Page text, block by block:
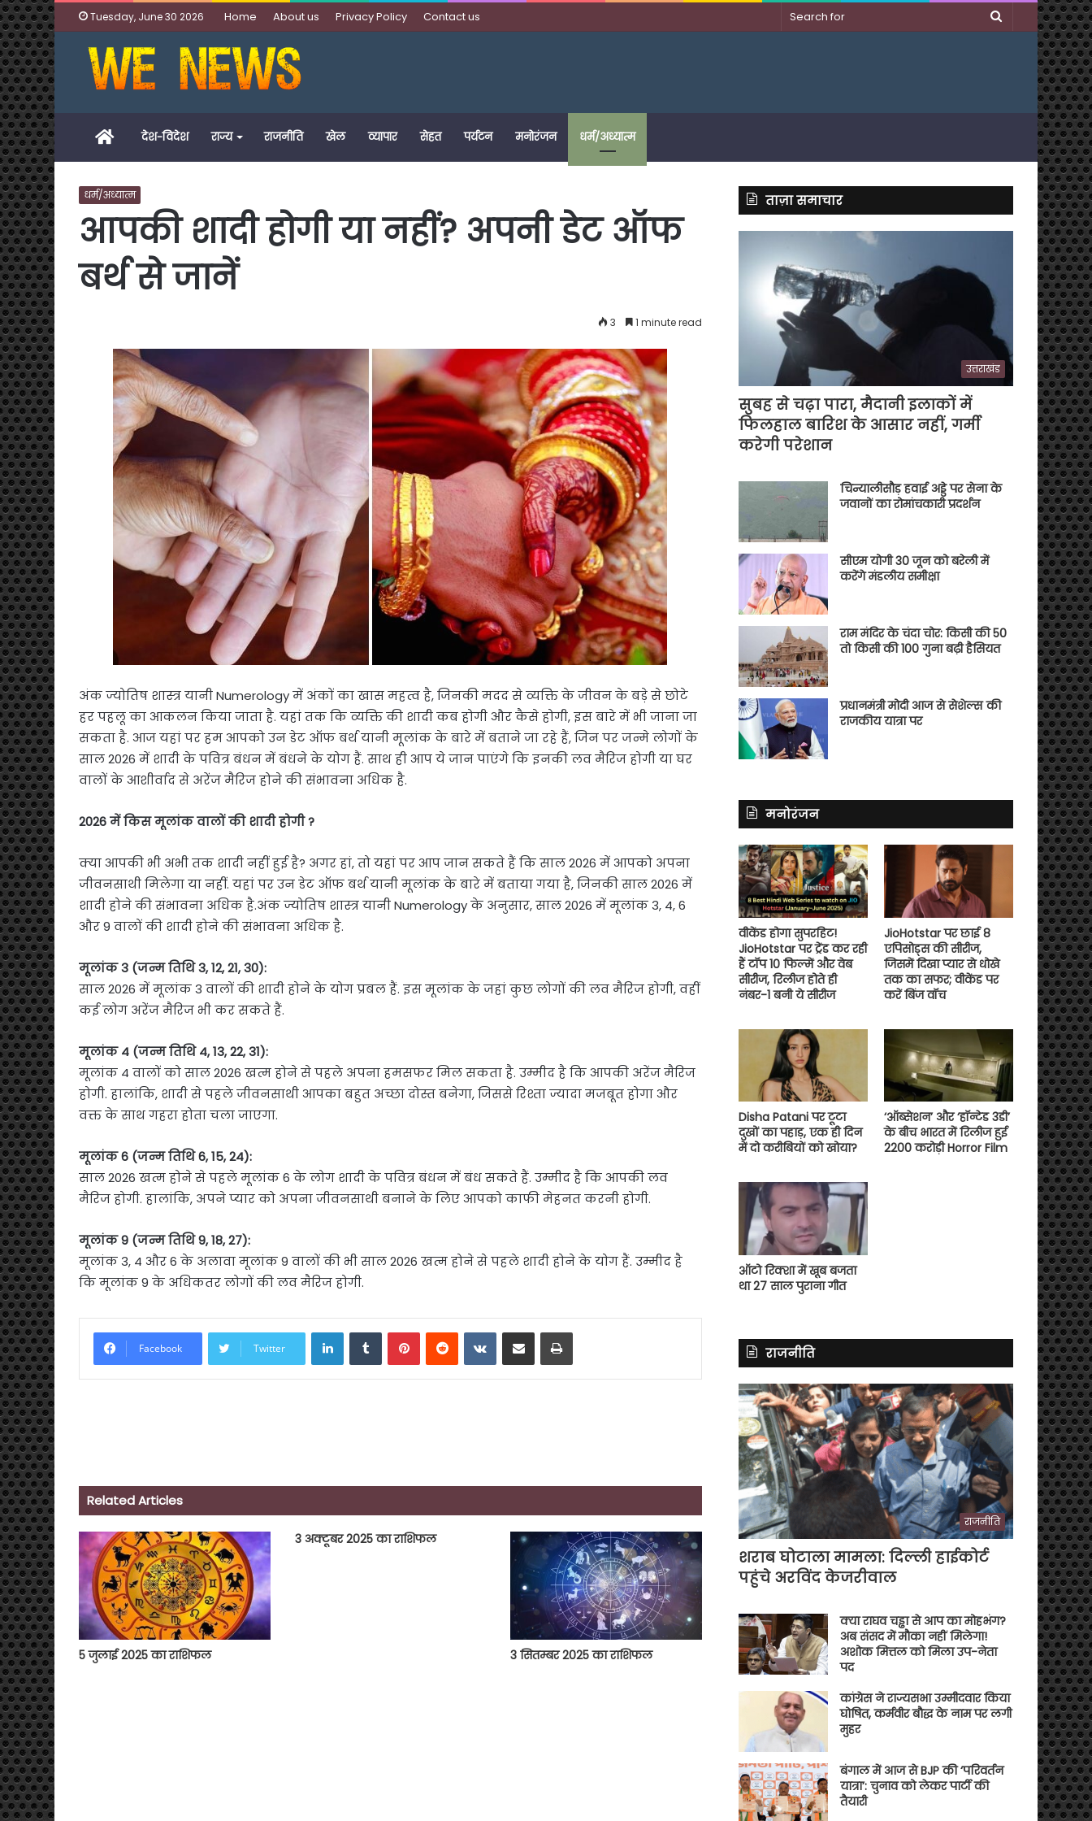
Tuesday, June 30 2026 Home About us Privacy Policy Contact us
Search
Homeदेश-विदेश राज्य राजनीति खेल व्यापार सेहत पर्यटन मनोरंजन धर्म/अध्यात्म
धर्म/अध्यात्म
आपकी शादी होगी या नहीं? अपनी डेट ऑफ
बर्थ से जानें
3 1 minute read
अंक ज्योतिष शास्त्र यानी Numerology में अंकों का खास महत्व है, जिनकी मदद से व्यक्ति के जीवन के बड़े से छोटे
हर पहलू का आकलन किया जाता है. यहां तक कि व्यक्ति की शादी कब होगी और कैसे होगी, इस बारे में भी जाना जा
सकता है. आज यहां पर हम आपको उन डेट ऑफ बर्थ यानी मूलांक के बारे में बताने जा रहे हैं, जिन पर जन्मे लोगों के
साल 2026 में शादी के पवित्र बंधन में बंधने के योग हैं. साथ ही आप ये जान पाएंगे कि इनकी लव मैरिज होगी या घर
वालों के आशीर्वाद से अरेंज मैरिज होने की संभावना अधिक है.
2026 में किस मूलांक वालों की शादी होगी ?
क्या आपकी भी अभी तक शादी नहीं हुई है? अगर हां, तो यहां पर आप जान सकते हैं कि साल 2026 में आपको अपना
जीवनसाथी मिलेगा या नहीं. यहां पर उन डेट ऑफ बर्थ यानी मूलांक के बारे में बताया गया है, जिनकी साल 2026 में
शादी होने की संभावना अधिक है.अंक ज्योतिष शास्त्र यानी Numerology के अनुसार, साल 2026 में मूलांक 3, 4, 6
और 9 वालों की शादी होने की संभावना अधिक है.
मूलांक 3 (जन्म तिथि 3, 12, 21, 30):
साल 2026 में मूलांक 3 वालों की शादी होने के योग प्रबल हैं. इस मूलांक के जहां कुछ लोगों की लव मैरिज होगी, वहीं
कई लोग अरेंज मैरिज भी कर सकते हैं.
मूलांक 4 (जन्म तिथि 4, 13, 22, 31):
मूलांक 4 वालों को साल 2026 खत्म होने से पहले अपना हमसफर मिल सकता है. उम्मीद है कि आपकी अरेंज मैरिज
होगी. हालांकि, शादी से पहले जीवनसाथी आपका बहुत अच्छा दोस्त बनेगा, जिससे रिश्ता ज्यादा मजबूत होगा और
वक्त के साथ गहरा होता चला जाएगा.
मूलांक 6 (जन्म तिथि 6, 15, 24):
साल 2026 खत्म होने से पहले मूलांक 6 के लोग शादी के पवित्र बंधन में बंध सकते हैं. उम्मीद है कि आपकी लव
मैरिज होगी. हालांकि, अपने प्यार को अपना जीवनसाथी बनाने के लिए आपको काफी मेहनत करनी होगी.
मूलांक 9 (जन्म तिथि 9, 18, 27):
मूलांक 3, 4 और 6 के अलावा मूलांक 9 वालों की भी साल 2026 खत्म होने से पहले शादी होने के योग हैं. उम्मीद है
कि मूलांक 9 के अधिकतर लोगों की लव मैरिज होगी.
Facebook Twitter
LinkedInTumblrPinterestReddit VKontakte
Share via Email Print
Related Articles
5 जुलाई 2025 का राशिफल
3 अक्टूबर 2025 का राशिफल
3 सितम्बर 2025 का राशिफल
ताज़ा समाचार
उत्तराखंड
सुबह से चढ़ा पारा, मैदानी इलाकों में
फिलहाल बारिश के आसार नहीं, गर्मी
करेगी परेशान
चिन्यालीसौड़ हवाई अड्डे पर सेना के
जवानों का रोमांचकारी प्रदर्शन
सीएम योगी 30 जून को बरेली में
करेंगे मंडलीय समीक्षा
राम मंदिर के चंदा चोर: किसी की 50
तो किसी की 100 गुना बढ़ी हैसियत
प्रधानमंत्री मोदी आज से सेशेल्स की
राजकीय यात्रा पर
मनोरंजन
वीकेंड होगा सुपरहिट!
JioHotstar पर ट्रेंड कर रही
हैं टॉप 10 फिल्में और वेब
सीरीज, रिलीज होते ही
नंबर-1 बनी ये सीरीज
JioHotstar पर छाई 8
एपिसोड्स की सीरीज,
जिसमें दिखा प्यार से धोखे
तक का सफर; वीकेंड पर
करें बिंज वॉच
Disha Patani पर टूटा
दुखों का पहाड़, एक ही दिन
में दो करीबियों को खोया?
‘ऑब्सेशन’ और ‘हॉन्टेड 3डी’
के बीच भारत में रिलीज हुई
2200 करोड़ी Horror Film
ऑटो रिक्शा में खूब बजता
था 27 साल पुराना गीत
राजनीति
राजनीति
शराब घोटाला मामला: दिल्ली हाईकोर्ट
पहुंचे अरविंद केजरीवाल
क्या राघव चड्ढा से आप का मोहभंग?
अब संसद में मौका नहीं मिलेगा!
अशोक मित्तल को मिला उप-नेता
पद
कांग्रेस ने राज्यसभा उम्मीदवार किया
घोषित, कर्मवीर बौद्ध के नाम पर लगी
मुहर
बंगाल में आज से BJP की ‘परिवर्तन
यात्रा’: चुनाव को लेकर पार्टी की
तैयारी